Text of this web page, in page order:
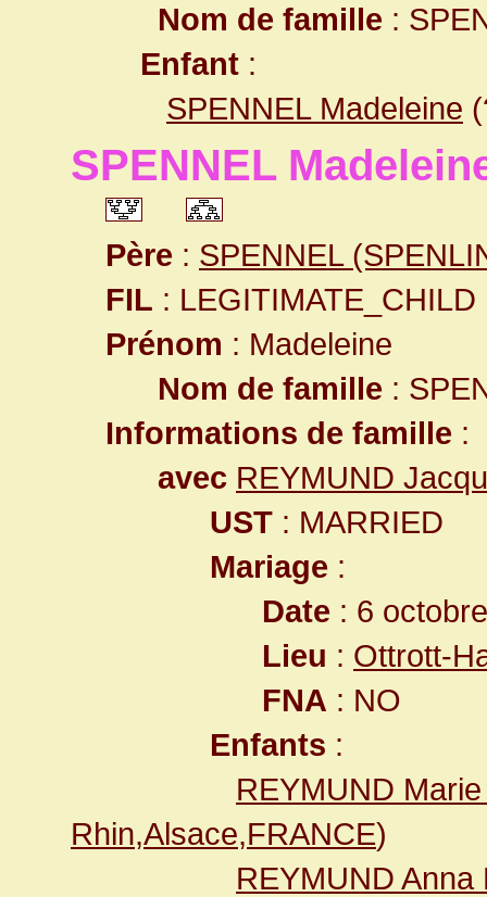
Nom de famille :
Enfant :
SPENNEL Madeleine
SPENNEL
Père : SPENNEL
FIL : LEGITIMATE_CHILD
Prénom : Madeleine
Nom de famille :
Informations de famille :
avec REYMUND
UST : MARRIED
Mariage :
Date : 6
Lieu : Ottrott-
FNA : NO
Enfants :
REYMUND
Rhin,Alsace,FRANCE)
REYMUND Anna